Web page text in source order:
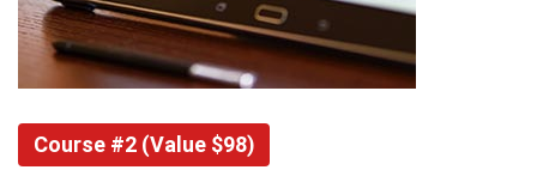
Course #2 (Value $98)